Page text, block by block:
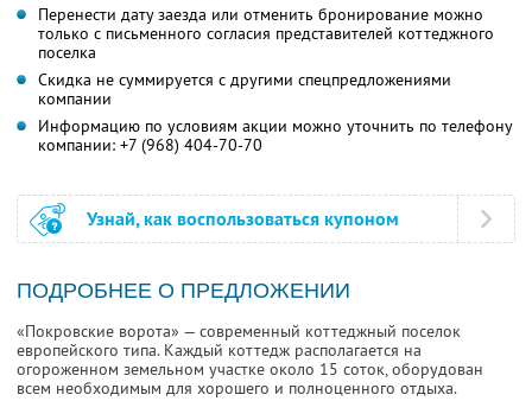
Перенести дату заезда или отменить бронирование можно
только с письменного согласия представителей коттеджного
поселка
Скидка не суммируется с другими спецпредложениями
компании
Информацию по условиям акции можно уточнить по телефону
компании: +7 (968) 404-70-70
Узнай, как воспользоваться купоном
ПОДРОБНЕЕ О ПРЕДЛОЖЕНИИ
«Покровские ворота» — современный коттеджный поселок
европейского типа. Каждый коттедж располагается на
огороженном земельном участке около 15 соток, оборудован
всем необходимым для хорошего и полноценного отдыха.